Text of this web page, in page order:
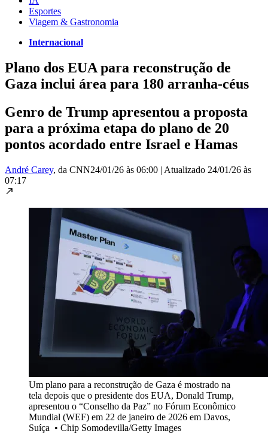
Esportes
Viagem & Gastronomia
Internacional
Plano dos EUA para reconstrução de
Gaza inclui área para 180 arranha-céus
Genro de Trump apresentou a proposta
para a próxima etapa do plano de 20
pontos acordado entre Israel e Hamas
André Carey, da CNN24/01/26 às 06:00 | Atualizado 24/01/26 às
07:17
Um plano para a reconstrução de Gaza é mostrado na
tela depois que o presidente dos EUA, Donald Trump,
apresentou o “Conselho da Paz” no Fórum Econômico
Mundial (WEF) em 22 de janeiro de 2026 em Davos,
Suíça • Chip Somodevilla/Getty Images